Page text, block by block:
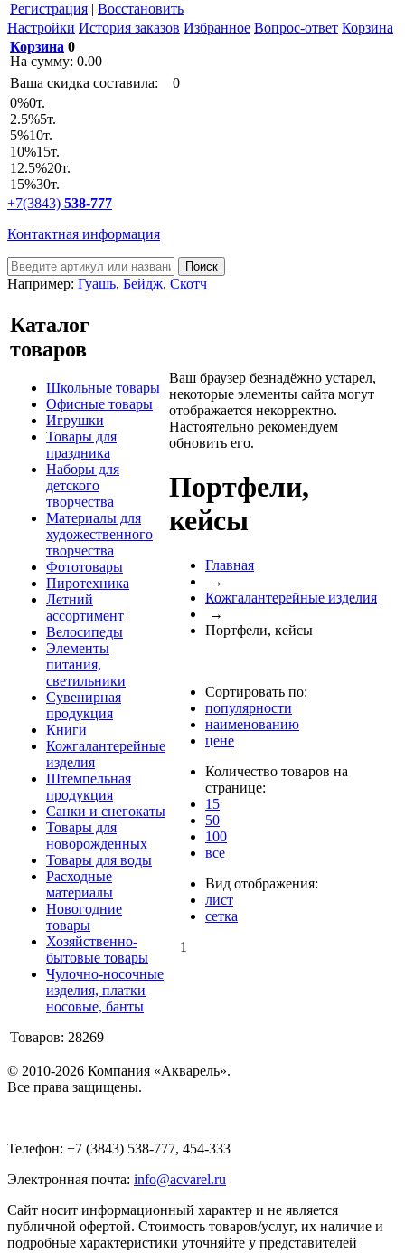
Регистрация | Восстановить
Настройки История заказов Избранное Вопрос-ответ Корзина
Корзина 0
На сумму: 0.00
Ваша скидка составила:
0
0%0т.
2.5%5т.
5%10т.
10%15т.
12.5%20т.
15%30т.
+7(3843) 538-777
Контактная информация
Например: Гуашь, Бейдж, Скотч
Каталог
товаров
Школьные товары
Офисные товары
Игрушки
Товары для
праздника
Наборы для
детского
творчества
Материалы для
художественного
творчества
Фототовары
Пиротехника
Летний
ассортимент
Велосипеды
Элементы
питания,
светильники
Сувенирная
продукция
Книги
Кожгалантерейные
изделия
Штемпельная
продукция
Санки и снегокаты
Товары для
новорожденных
Товары для воды
Расходные
материалы
Новогодние
товары
Хозяйственно-
бытовые товары
Чулочно-носочные
изделия, платки
носовые, банты
Товаров: 28269
Ваш браузер безнадёжно устарел,
некоторые элементы сайта могут
отображается некорректно.
Настоятельно рекомендуем
обновить его.
Портфели,
кейсы
Главная
→
Кожгалантерейные изделия
→
Портфели, кейсы
Сортировать по:
популярности
наименованию
цене
Количество товаров на
странице:
15
50
100
все
Вид отображения:
лист
сетка
1
© 2010-2026 Компания «Акварель».
Все права защищены.
Телефон: +7 (3843) 538-777, 454-333
Электронная почта: info@acvarel.ru
Сайт носит информационный характер и не является
публичной офертой. Стоимость товаров/услуг, их наличие и
подробные характеристики уточняйте у представителей